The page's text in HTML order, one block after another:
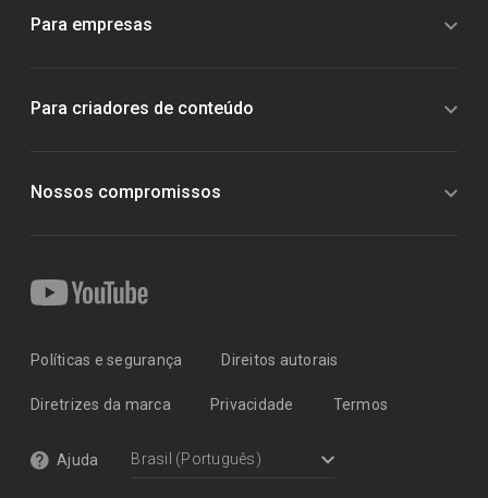
Para empresas
Para criadores de conteúdo
Nossos compromissos
Políticas e segurança Direitos autorais
Diretrizes da marca Privacidade Termos
Ajuda